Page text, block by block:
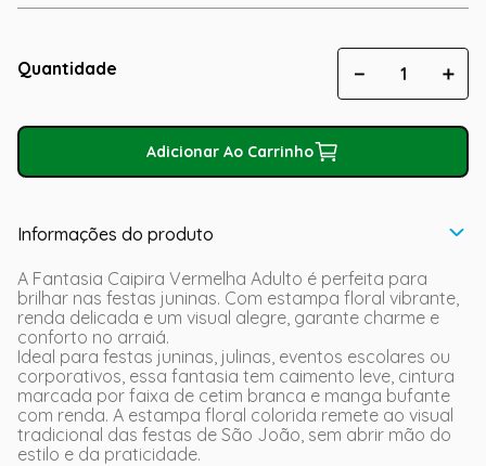
Quantidade ＋
－
Adicionar Ao Carrinho
Informações do produto
A Fantasia Caipira Vermelha Adulto é perfeita para
brilhar nas festas juninas. Com estampa floral vibrante,
renda delicada e um visual alegre, garante charme e
conforto no arraiá.
Ideal para festas juninas, julinas, eventos escolares ou
corporativos, essa fantasia tem caimento leve, cintura
marcada por faixa de cetim branca e manga bufante
com renda. A estampa floral colorida remete ao visual
tradicional das festas de São João, sem abrir mão do
estilo e da praticidade.